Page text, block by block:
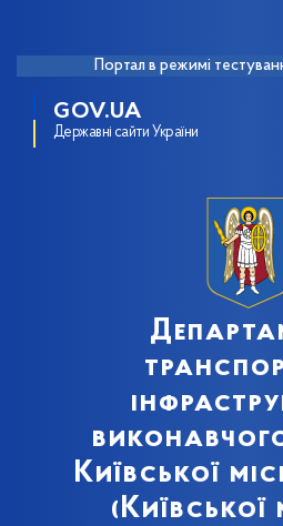
Портал в режимі
GOV.UA
Державні сайти України
Київської
(Київської